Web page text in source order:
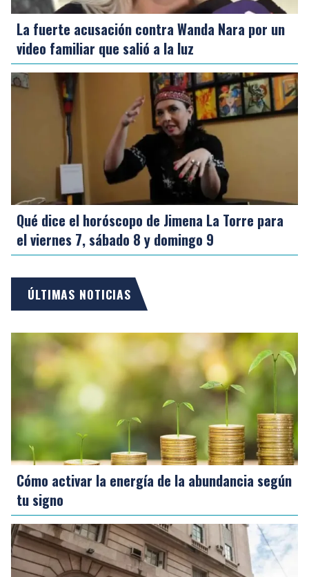
La fuerte acusación contra Wanda Nara por un
video familiar que salió a la luz
Qué dice el horóscopo de Jimena La Torre para
el viernes 7, sábado 8 y domingo 9
ÚLTIMAS NOTICIAS
Cómo activar la energía de la abundancia según
tu signo